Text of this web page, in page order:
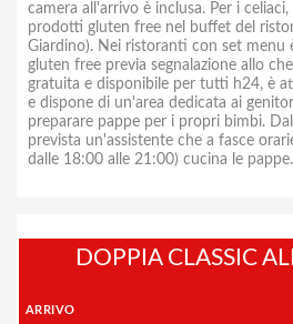
camera all'arrivo è inclusa. Per i
prodotti gluten free nel buffet del
Giardino). Nei ristoranti con set menu
gluten free previa segnalazione allo
gratuita e disponibile per tutti h24, è
e dispone di un'area dedicata ai
preparare pappe per i propri bimbi.
prevista un'assistente che a fasce
dalle 18:00 alle 21:00) cucina le pappe.
DOPPIA CLASSIC
ARRIVO